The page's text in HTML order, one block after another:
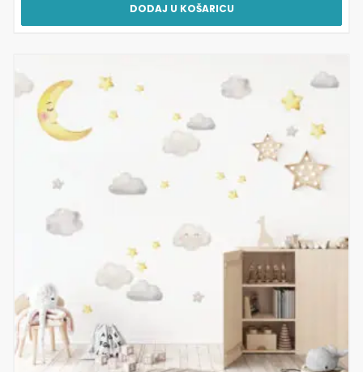
DODAJ U KOŠARICU
proizvod
ima
više
varijanti.
mogu
odabrati
stranici